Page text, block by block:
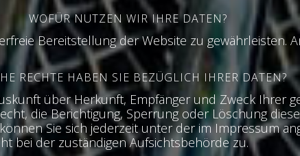
WOFÜR NUTZEN WIR IHRE DATEN?
Bereitstellung der Website zu gewährleisten.
RECHTE HABEN SIE BEZÜGLICH IHRER DATEN?
über Herkunft, Empfänger und Zweck Ihrer
die Berichtigung, Sperrung oder Löschung
Sie sich jederzeit unter der im Impressum
bei der zuständigen Aufsichtsbehörde zu.